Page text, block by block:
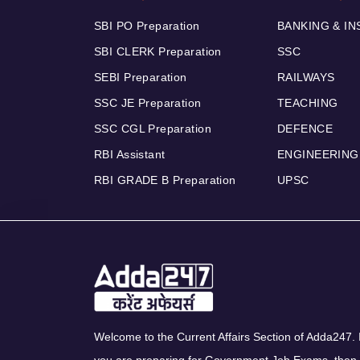
SBI PO Preparation
SBI CLERK Preparation
SEBI Preparation
SSC JE Preparation
SSC CGL Preparation
RBI Assistant
RBI GRADE B Preparation
BANKING &
SSC
RAILWAYS
TEACHING
DEFENCE
ENGINEERING
UPSC
Welcome to the Current Affairs Section of Adda247.